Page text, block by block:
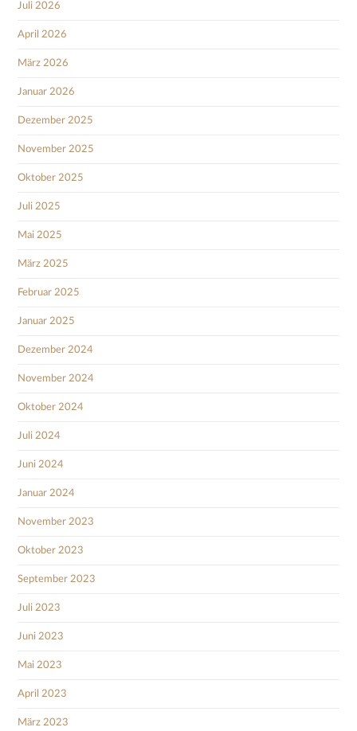
Juli 2026
April 2026
März 2026
Januar 2026
Dezember 2025
November 2025
Oktober 2025
Juli 2025
Mai 2025
März 2025
Februar 2025
Januar 2025
Dezember 2024
November 2024
Oktober 2024
Juli 2024
Juni 2024
Januar 2024
November 2023
Oktober 2023
September 2023
Juli 2023
Juni 2023
Mai 2023
April 2023
März 2023